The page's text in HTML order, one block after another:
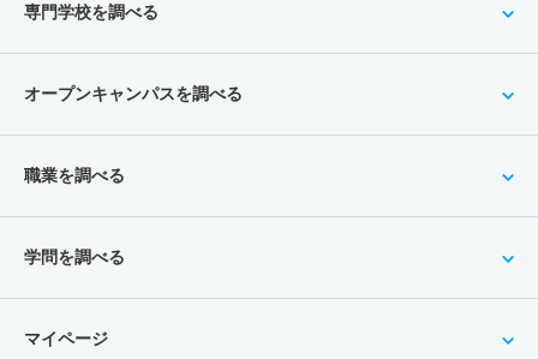
専門学校を調べる
オープンキャンパスを調べる
職業を調べる
学問を調べる
マイページ